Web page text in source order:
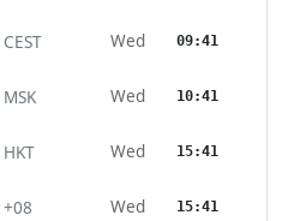
CEST Wed 09:41
MSK Wed 10:41
HKT Wed 15:41
+08 Wed 15:41